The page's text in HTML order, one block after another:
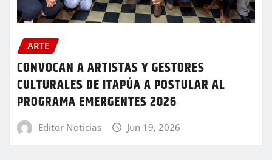
ARTE
CONVOCAN A ARTISTAS Y GESTORES
CULTURALES DE ITAPÚA A POSTULAR AL
PROGRAMA EMERGENTES 2026
Editor Noticias Jun 19, 2026